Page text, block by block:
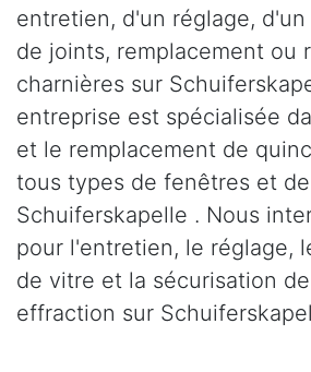
entretien, d'un réglage,
de joints, remplacement ou
charnières sur
entreprise est spécialisée
et le remplacement de
tous types de fenêtres et
Schuiferskapelle . Nous
pour l'entretien, le réglage,
de vitre et la sécurisation
effraction sur